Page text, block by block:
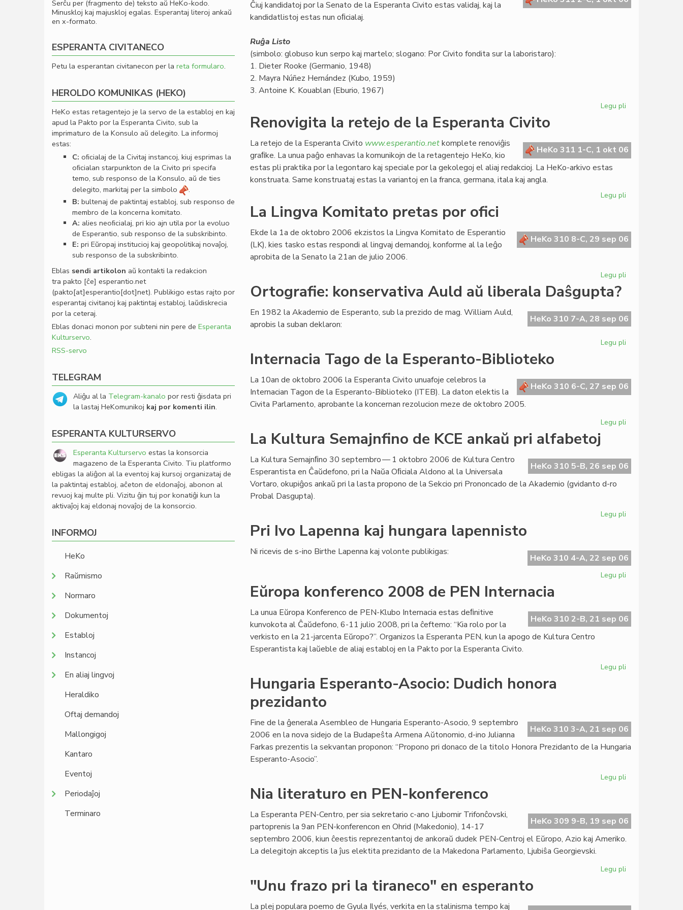
Ĉiuj kandidatoj por la Senato de la Esperanta Civito estas validaj, kaj la
kandidatlistoj estas nun oﬁcialaj.
Ruĝa Listo
(simbolo: globuso kun serpo kaj martelo; slogano: Por Civito fondita sur la laboristaro):
1. Dieter Rooke (Germanio, 1948)
2. Mayra Núñez Hernández (Kubo, 1959)
3. Antoine K. Kouablan (Eburio, 1967)
Legu pli
estas
definitivaj
Renovigita la retejo de la Esperanta Civito
HeKo 311 1-C, 1 okt 06
La retejo de la Esperanta Civito www.esperantio.netkomplete renoviĝis
graﬁke. La unua paĝo enhavas la komunikojn de la retagentejo HeKo, kio
estas pli praktika por la legontaro kaj speciale por la gekolegoj el aliaj redakcioj. La HeKo-arkivo estas
konstruata. Same konstruataj estas la variantoj en la franca, germana, itala kaj angla.
Legu pli
de
la
La Lingva Komitato pretas por ofici
HeKo 310 8-C, 29 sep 06
Ekde la 1a de oktobro 2006 ekzistos la Lingva Komitato de Esperantio
(LK), kies tasko estas respondi al lingvaj demandoj, konforme al la leĝo
aprobita de la Senato la 21an de julio 2006.
Legu pli
pretas
por
Ortografie: konservativa Auld aŭ liberala Daŝgupta?
HeKo 310 7-A, 28 sep 06
En 1982 la Akademio de Esperanto, sub la prezido de mag. William Auld,
aprobis la suban deklaron:
Legu pli
aŭ
liberala
Internacia Tago de la Esperanto-Biblioteko
HeKo 310 6-C, 27 sep 06
La 10an de oktobro 2006 la Esperanta Civito unuafoje celebros la
Internacian Tagon de la Esperanto-Biblioteko (ITEB). La daton elektis la
Civita Parlamento, aprobante la koncernan rezolucion meze de oktobro 2005.
Legu pli
la
Esperanto-
La Kultura Semajnfino de KCE ankaŭ pri alfabetoj
HeKo 310 5-B, 26 sep 06
La Kultura Semajnﬁno 30 septembro — 1 oktobro 2006 de Kultura Centro
Esperantista en Ĉaŭdefono, pri la Naŭa Oﬁciala Aldono al la Universala
Vortaro, okupiĝos ankaŭ pri la lasta propono de la Sekcio pri Prononcado de la Akademio (gvidanto d-ro
Probal Dasgupta).
Legu pli
de
KCE
Pri Ivo Lapenna kaj hungara lapennisto
HeKo 310 4-A, 22 sep 06
Ni ricevis de s-ino Birthe Lapenna kaj volonte publikigas:
Legu pli
kaj
hungara
Eŭropa konferenco 2008 de PEN Internacia
HeKo 310 2-B, 21 sep 06
La unua Eŭropa Konferenco de PEN-Klubo Internacia estas deﬁnitive
kunvokota al Ĉaŭdefono, 6-11 julio 2008, pri la ĉeftemo: “Kia rolo por la
verkisto en la 21-jarcenta Eŭropo?”. Organizos la Esperanta PEN, kun la apogo de Kultura Centro
Esperantista kaj laŭeble de aliaj establoj en la Pakto por la Esperanta Civito.
Legu pli
PEN
Internacia
Hungaria Esperanto-Asocio: Dudich honora
prezidanto
HeKo 310 3-A, 21 sep 06
Fine de la ĝenerala Asembleo de Hungaria Esperanto-Asocio, 9 septembro
2006 en la nova sidejo de la Budapeŝta Armena Aŭtonomio, d-ino Julianna
Farkas prezentis la sekvantan proponon: “Propono pri donaco de la titolo Honora Prezidanto de la Hungaria
Esperanto-Asocio”.
Legu pli
Dudich
honora
Nia literaturo en PEN-konferenco
HeKo 309 9-B, 19 sep 06
La Esperanta PEN-Centro, per sia sekretario c-ano Ljubomir Trifonĉovski,
partoprenis la 9an PEN-konferencon en Ohrid (Makedonio), 14-17
septembro 2006, kiun ĉeestis reprezentantoj de ankoraŭ dudek PEN-Centroj el Eŭropo, Azio kaj Ameriko.
La delegitojn akceptis la ĵus elektita prezidanto de la Makedona Parlamento, Ljubiŝa Georgievski.
Legu pli
"Unu frazo pri la tiraneco" en esperanto
La plej populara poemo de Gyula Ilyés, verkita en la stalinisma tempo kaj
Serĉu per (fragmento de) teksto aŭ HeKo-kodo.
Minuskloj kaj majuskloj egalas. Esperantaj literoj ankaŭ
en x-formato.
ESPERANTA CIVITANECO
Petu la esperantan civitanecon per la reta formularo.
HEROLDO KOMUNIKAS (HEKO)
HeKo estas retagentejo je la servo de la establoj en kaj
apud la Pakto por la Esperanta Civito, sub la
imprimaturo de la Konsulo aŭ delegito. La informoj
estas:
C: oﬁcialaj de la Civitaj instancoj, kiuj esprimas la
oﬁcialan starpunkton de la Civito pri specifa
temo, sub responso de la Konsulo, aŭ de ties
delegito, markitaj per la simbolo
.
B: bultenaj de paktintaj establoj, sub responso de
membro de la koncerna komitato.
A: alies neoﬁcialaj, pri kio ajn utila por la evoluo
de Esperantio, sub responso de la subskribinto.
E: pri Eŭropaj institucioj kaj geopolitikaj novaĵoj,
sub responso de la subskribinto.
Eblas sendi artikolon aŭ kontakti la redakcion
tra pakto [ĉe] esperantio.net
(pakto[at]esperantio[dot]net). Publikigo estas rajto por
esperantaj civitanoj kaj paktintaj establoj, laŭdiskrecia
por la ceteraj.
Eblas donaci monon por subteni nin pere de Esperanta
Kulturservo.
RSS-servo
TELEGRAM
Aliĝu al la Telegram-kanalo por resti ĝisdata pri
la lastaj HeKomunikoj kaj por komenti ilin.
ESPERANTA KULTURSERVO
Esperanta Kulturservo estas la konsorcia
magazeno de la Esperanta Civito. Tiu platformo
ebligas la aliĝon al la eventoj kaj kursoj organizataj de
la paktintaj establoj, aĉeton de eldonaĵoj, abonon al
revuoj kaj multe pli. Vizitu ĝin tuj por konatiĝi kun la
aktivaĵoj kaj eldonaj novaĵoj de la konsorcio.
INFORMOJ
HeKo
Raŭmismo
Normaro
Dokumentoj
Establoj
Instancoj
En aliaj lingvoj
Heraldiko
Oftaj demandoj
Mallongigoj
Kantaro
Eventoj
Periodaĵoj
Terminaro